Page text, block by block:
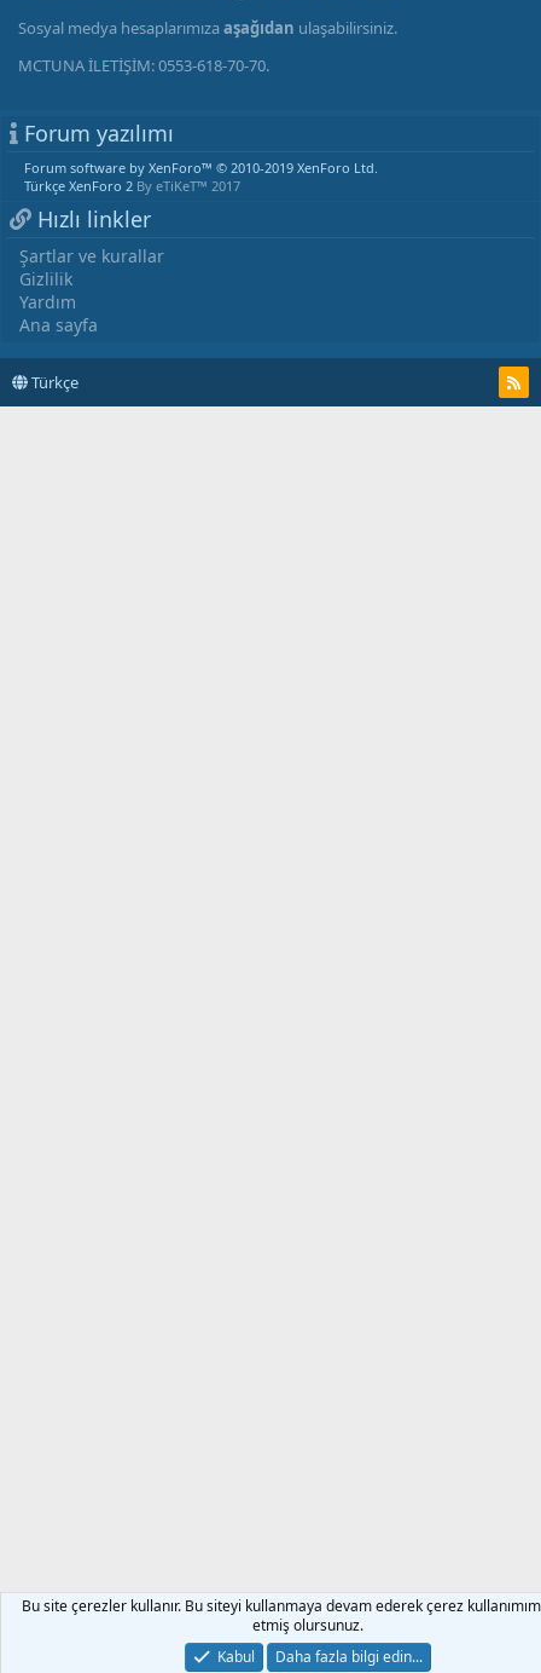
Sosyal medya hesaplarımızaaşağıdan ulaşabilirsiniz.
MCTUNA İLETİŞİM: 0553-618-70-70.
Forum yazılımı
Forum software by XenForo™ © 2010-2019 XenForo Ltd.
Türkçe XenForo 2 By eTiKeT™ 2017
Hızlı linkler
Şartlar ve kurallar
Gizlilik
Yardım
Ana sayfa
Türkçe
Bu site çerezler kullanır. Bu siteyi kullanmaya devam ederek çerez
etmiş olursunuz.
Kabul
Daha fazla bilgi edin...